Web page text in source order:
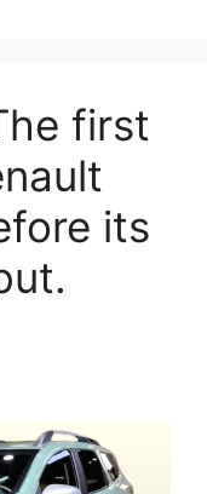
first
its